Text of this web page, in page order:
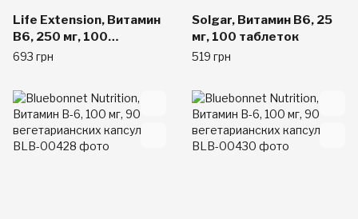
Life Extension, Витамин
B6, 250 мг, 100
растительных капсул
693 грн
Solgar, Витамин B6, 25
мг, 100 таблеток
519 грн